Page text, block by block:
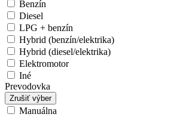
Benzín
Diesel
LPG + benzín
Hybrid (benzín/elektrika)
Hybrid (diesel/elektrika)
Elektromotor
Iné
Prevodovka
Zrušiť výber
Manuálna